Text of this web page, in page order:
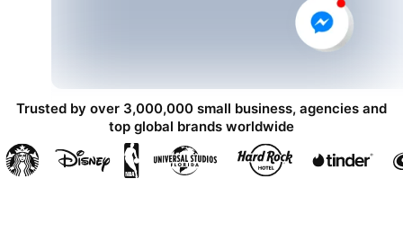
Trusted by over 3,000,000 small business, agencies and
top global brands worldwide